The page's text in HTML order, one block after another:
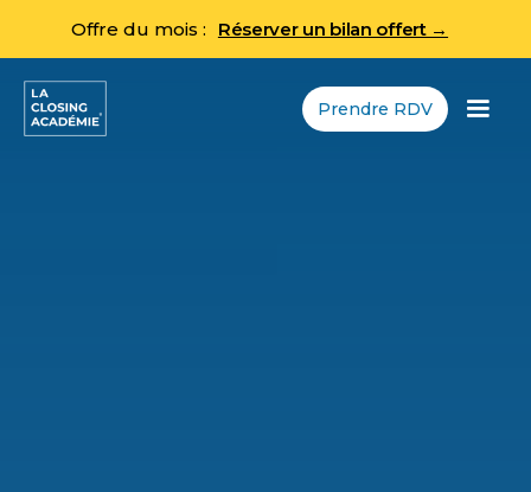
Offre du mois : Réserver un bilan offert →
Prendre RDV